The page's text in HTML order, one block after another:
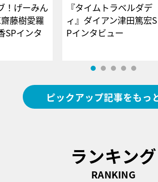
！げーみん
藤樹愛羅
SPインタ
『タイムトラベルダデ
ィ』ダイアン津田篤宏S
Pインタビュー
ピックアップ記事をもっ
ランキング
RANKING